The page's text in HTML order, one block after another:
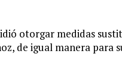
otorgar medidas
de igual manera para